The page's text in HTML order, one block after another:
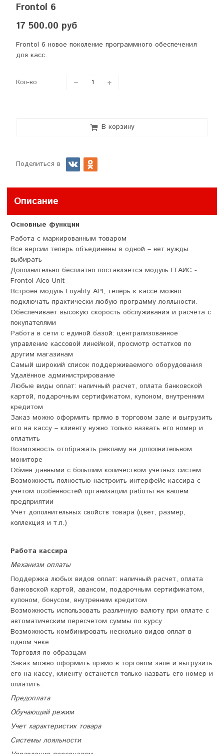
Frontol 6
17 500.00 руб
Frontol 6 новое поколение программного обеспечения
для касс.
Кол-во.
В корзину
Поделиться в
Описание
Основные функции
Работа с маркированным товаром
Все версии теперь объединены в одной – нет нужды
выбирать
Дополнительно бесплатно поставляется модуль ЕГАИС -
Frontol Alco Unit
Встроен модуль Loyality API, теперь к кассе можно
подключать практически любую программу лояльности.
Обеспечивает высокую скорость обслуживания и расчёта с
покупателями
Работа в сети с единой базой: централизованное
управление кассовой линейкой, просмотр остатков по
другим магазинам
Самый широкий список поддерживаемого оборудования
Удалённое администрирование
Любые виды оплат: наличный расчет, оплата банковской
картой, подарочным сертификатом, купоном, внутренним
кредитом
Заказ можно оформить прямо в торговом зале и выгрузить
его на кассу – клиенту нужно только назвать его номер и
оплатить
Возможность отображать рекламу на дополнительном
мониторе
Обмен данными с большим количеством учетных систем
Возможность полностью настроить интерфейс кассира с
учётом особенностей организации работы на вашем
предприятии
Учёт дополнительных свойств товара (цвет, размер,
коллекция и т.п.)
Работа кассира
Механизм оплаты
Поддержка любых видов оплат: наличный расчет, оплата
банковской картой, авансом, подарочным сертификатом,
купоном, бонусом, внутренним кредитом
Возможность использовать различную валюту при оплате с
автоматическим пересчетом суммы по курсу
Возможность комбинировать несколько видов оплат в
одном чеке
Торговля по образцам
Заказ можно оформить прямо в торговом зале и выгрузить
его на кассу, клиенту останется только назвать его номер и
оплатить.
Предоплата
Обучающий режим
Учет характеристик товара
Системы лояльности